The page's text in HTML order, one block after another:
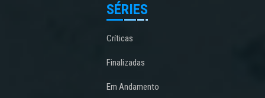
SÉRIES
Críticas
Finalizadas
Em Andamento